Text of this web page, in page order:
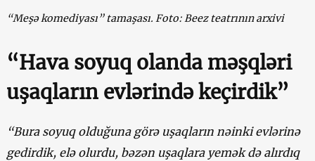
“Meşə komediyası” tamaşası. Foto: Beez teatrının arxivi
“Hava soyuq olanda məşqləri
uşaqların evlərində keçirdik”
“Bura soyuq olduğuna görə uşaqların nəinki evlərinə
gedirdik, elə olurdu, bəzən uşaqlara yemək də alırdıq